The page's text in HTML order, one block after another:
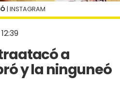
a
y la ninguneó
| INSTAGRAM